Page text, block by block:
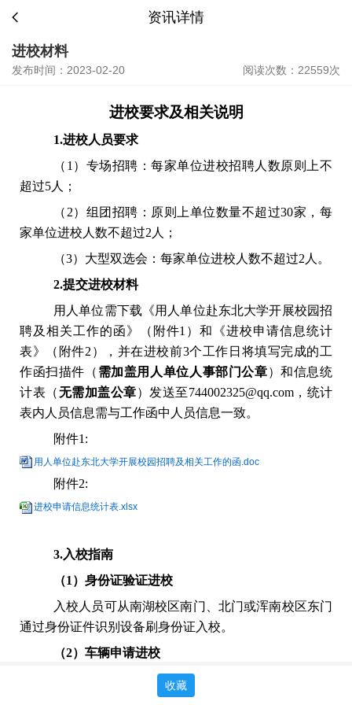
资讯详情
进校材料
发布时间：2023-02-20 阅读次数：22559次
进校要求及相关说明
1.进校人员要求
（ 1）专场招聘：每家单位进校招聘人数原则上不
超过5人；
（ 2）组团招聘：原则上单位数量不超过30家，每
家单位进校人数不超过2人；
（3）大型双选会：每家单位进校人数不超过2人。
2.提交进校材料
用人单位需下载《用人单位赴东北大学开展校园招
聘及相关工作的函》（附件1）和《进校申请信息统计
表》（附件2），并在进校前3个工作日将填写完成的工
作函扫描件（ 需加盖用人单位人事部门公章）和信息统
计表（无需加盖公章）发送至744002325@qq.com，统计
表内人员信息需与工作函中人员信息一致。
附件1:
用人单位赴东北大学开展校园招聘及相关工作的函.doc
附件2:
进校申请信息统计表.xlsx
3.入校指南
（1）身份证验证进校
入校人员可从南湖校区南门、北门或浑南校区东门
通过身份证件识别设备刷身份证入校。
（2）车辆申请进校
如开车入校，需通过微信公众号
学”中“入校预约”—“校外车辆入校备案”进行登记备案，
收藏